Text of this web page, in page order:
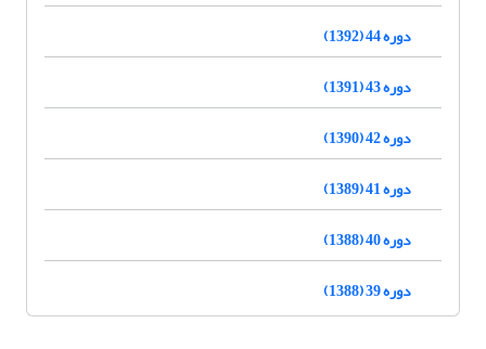
دوره 44 (1392)
دوره 43 (1391)
دوره 42 (1390)
دوره 41 (1389)
دوره 40 (1388)
دوره 39 (1388)